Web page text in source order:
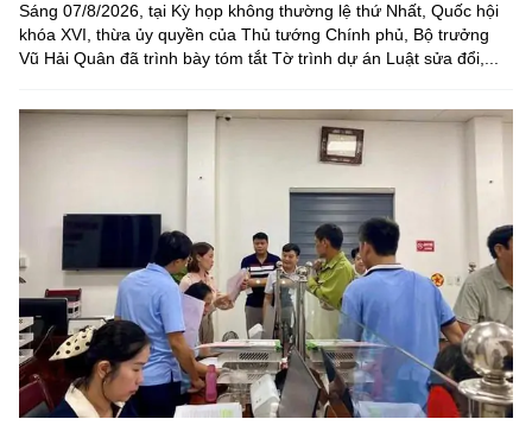
Sáng 07/8/2026, tại Kỳ họp không thường lệ thứ Nhất, Quốc hội
khóa XVI, thừa ủy quyền của Thủ tướng Chính phủ, Bộ trưởng
Vũ Hải Quân đã trình bày tóm tắt Tờ trình dự án Luật sửa đổi,...